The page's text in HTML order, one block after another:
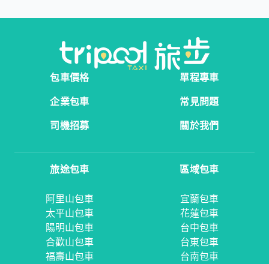
包車價格
單程專車
企業包車
常見問題
司機招募
關於我們
旅途包車
阿里山包車
太平山包車
陽明山包車
合歡山包車
福壽山包車
區域包車
宜蘭包車
花蓮包車
台中包車
台東包車
台南包車